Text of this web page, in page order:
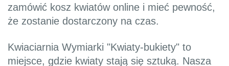
zamówić kosz kwiatów online i mieć pewność,
że zostanie dostarczony na czas.
Kwiaciarnia Wymiarki "Kwiaty-bukiety" to
miejsce, gdzie kwiaty stają się sztuką. Nasza